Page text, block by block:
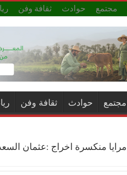
مجتمع حوادث ثقافة وفن
مجتمع حوادث ثقافة وفن
مرايا منكسرة اخراج :عثمان